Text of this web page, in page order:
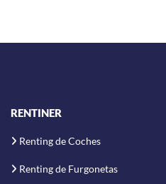
RENTINER
Renting de Coches
Renting de Furgonetas